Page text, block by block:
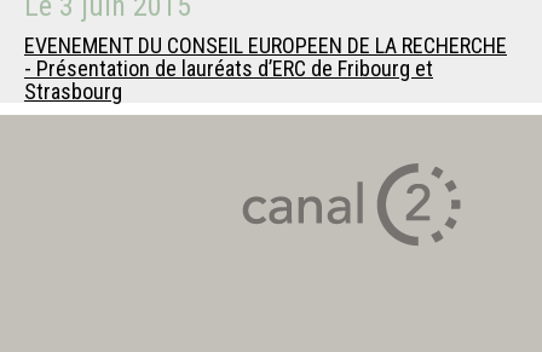
EVENEMENT DU CONSEIL EUROPEEN DE LA RECHERCHE
- Présentation de lauréats d’ERC de Fribourg et
Strasbourg